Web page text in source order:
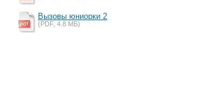
Вызовы юниорки 2
(PDF, 4.8 MБ)